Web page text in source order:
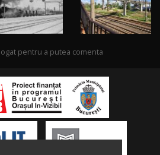
pentru a putea comenta